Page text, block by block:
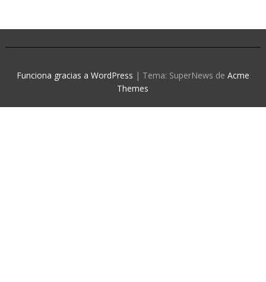
Funciona gracias a WordPress | Tema: SuperNews de Acme
Themes